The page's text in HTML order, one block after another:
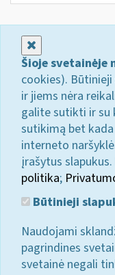
Šioje svetainėje
cookies).
ir jiems nėra
galite sutikti ir su
sutikimą bet
interneto
įrašytus
politika;
Būtinieji
Naudojami
pagrindines
svetainė negali